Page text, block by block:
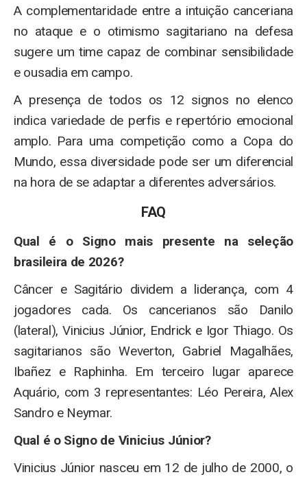
A complementaridade entre a intuição canceriana
no ataque e o otimismo sagitariano na defesa
sugere um time capaz de combinar sensibilidade
e ousadia em campo.
A presença de todos os 12 signos no elenco
indica variedade de perfis e repertório emocional
amplo. Para uma competição como a Copa do
Mundo, essa diversidade pode ser um diferencial
na hora de se adaptar a diferentes adversários.
FAQ
Qual é o Signo mais presente na seleção
brasileira de 2026?
Câncer e Sagitário dividem a liderança, com 4
jogadores cada. Os cancerianos são Danilo
(lateral), Vinicius Júnior, Endrick e Igor Thiago. Os
sagitarianos são Weverton, Gabriel Magalhães,
Ibañez e Raphinha. Em terceiro lugar aparece
Aquário, com 3 representantes: Léo Pereira, Alex
Sandro e Neymar.
Qual é o Signo de Vinicius Júnior?
Vinicius Júnior nasceu em 12 de julho de 2000, o